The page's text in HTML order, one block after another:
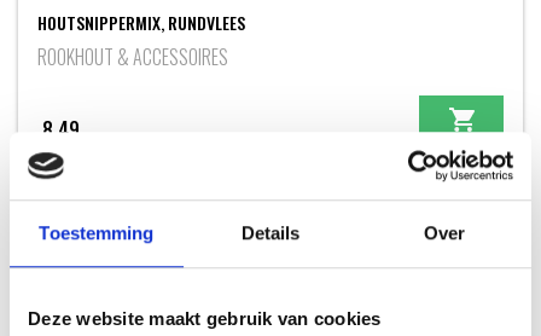
Toestemming Details Over
Deze website maakt gebruik van cookies
HOUTSNIPPERMIX, RUNDVLEES
ROOKHOUT & ACCESSOIRES
8,49